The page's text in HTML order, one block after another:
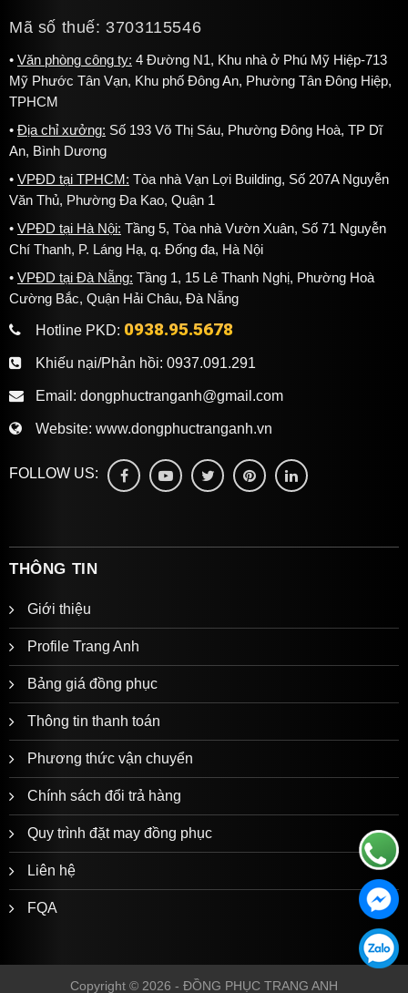
Mã số thuế: 3703115546
Văn phòng công ty: 4 Đường N1, Khu nhà ở Phú Mỹ Hiệp-713
Mỹ Phước Tân Vạn, Khu phố Đông An, Phường Tân Đông Hiệp,
TPHCM
Địa chỉ xưởng: Số 193 Võ Thị Sáu, Phường Đông Hoà, TP Dĩ
An, Bình Dương
VPĐD tại TPHCM: Tòa nhà Vạn Lợi Building, Số 207A Nguyễn
Văn Thủ, Phường Đa Kao, Quận 1
VPĐD tại Hà Nội: Tầng 5, Tòa nhà Vườn Xuân, Số 71 Nguyễn
Chí Thanh, P. Láng Hạ, q. Đống đa, Hà Nội
VPĐD tại Đà Nẵng: Tầng 1, 15 Lê Thanh Nghị, Phường Hoà
Cường Bắc, Quận Hải Châu, Đà Nẵng
Hotline PKD: 0938.95.5678
Khiếu nại/Phản hồi: 0937.091.291
Email: dongphuctranganh@gmail.com
Website: www.dongphuctranganh.vn
FOLLOW US:
THÔNG TIN
Giới thiệu
Profile Trang Anh
Bảng giá đồng phục
Thông tin thanh toán
Phương thức vận chuyển
Chính sách đổi trả hàng
Quy trình đặt may đồng phục
Liên hệ
FQA
Copyright © 2026 - ĐỒNG PHỤC TRANG ANH